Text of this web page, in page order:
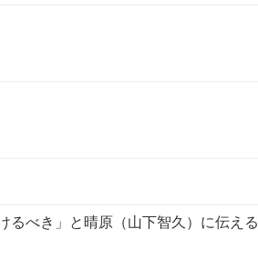
べき」と晴原（山下智久）に伝える